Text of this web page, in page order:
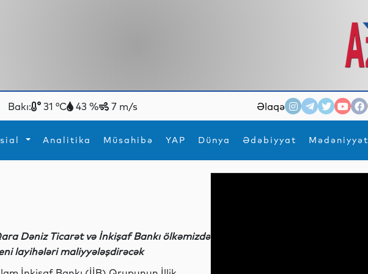
Bakı: 31 °C 43 % 7 m/s Əlaqə
Analitika Müsahibə YAP Dünya Ədəbiyyat Mədəniyyət
Dəniz Ticarət və İnkişaf Bankı ölkəmizdə
layihələri maliyyələşdirəcək